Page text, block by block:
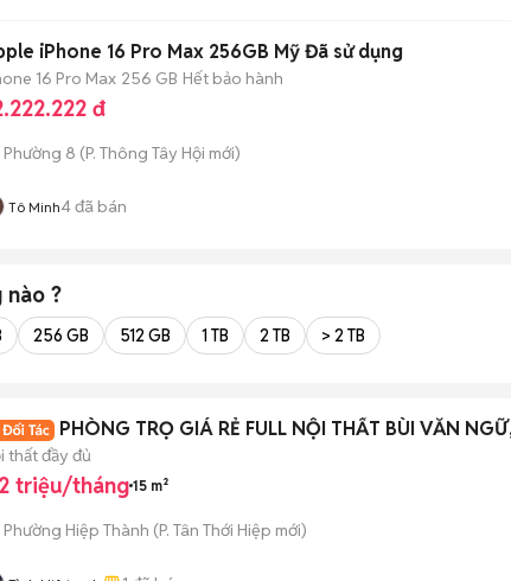
iPhone 16 Pro Max 256GB Mỹ Đã sử dụng
16 Pro Max 256 GB Hết bảo hành
đ
Phường 8 (P. Thông Tây Hội mới)
Tô Minh4đã bán
nào ?
256 GB 512 GB 1 TB 2 TB > 2 TB
PHÒNG TRỌ GIÁ RẺ FULL NỘI THẤT BÙI VĂN
thất đầy đủ
triệu/tháng15 m²
Phường Hiệp Thành (P. Tân Thới Hiệp mới)